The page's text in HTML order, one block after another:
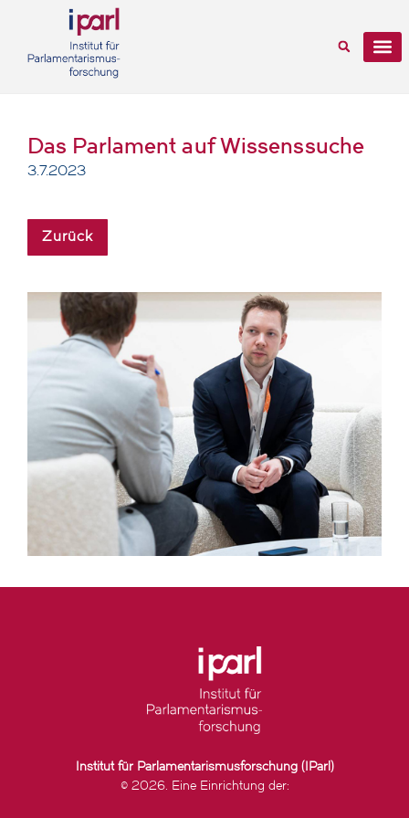
Das Parlament auf Wissenssuche
3.7.2023
Zurück
Institut für Parlamentarismusforschung (IParl)
© 2026. Eine Einrichtung der: